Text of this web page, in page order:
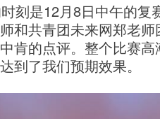
是12月8日中午的复
共青团未来网郑老师
肯的点评。整个比赛
到了我们预期效果。